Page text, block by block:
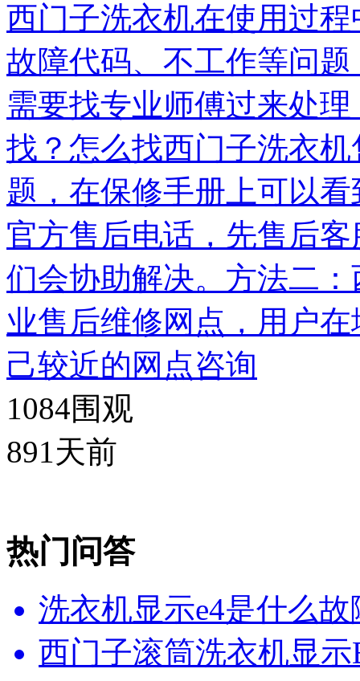
西门子洗衣机在使用过
故障代码、不工作等问
需要找专业师傅过来处
找？怎么找西门子洗衣
题，在保修手册上可以
官方售后电话，先售后
们会协助解决。方法二
业售后维修网点，用户
己较近的网点咨询
1084围观
891天前
热门问答
洗衣机显示e4是什么故
西门子滚筒洗衣机显